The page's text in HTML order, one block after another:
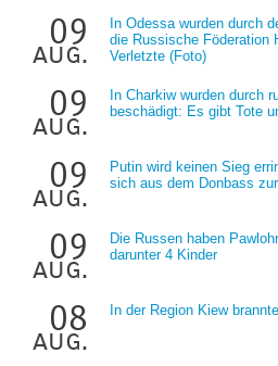
09
aug.
In Odessa wurden durch
die Russische Föderation
Verletzte (Foto)
09
aug.
In Charkiw wurden durch
beschädigt: Es gibt Tote
09
aug.
Putin wird keinen Sieg
sich aus dem Donbass
09
aug.
Die Russen haben
darunter 4 Kinder
08
aug.
In der Region Kiew